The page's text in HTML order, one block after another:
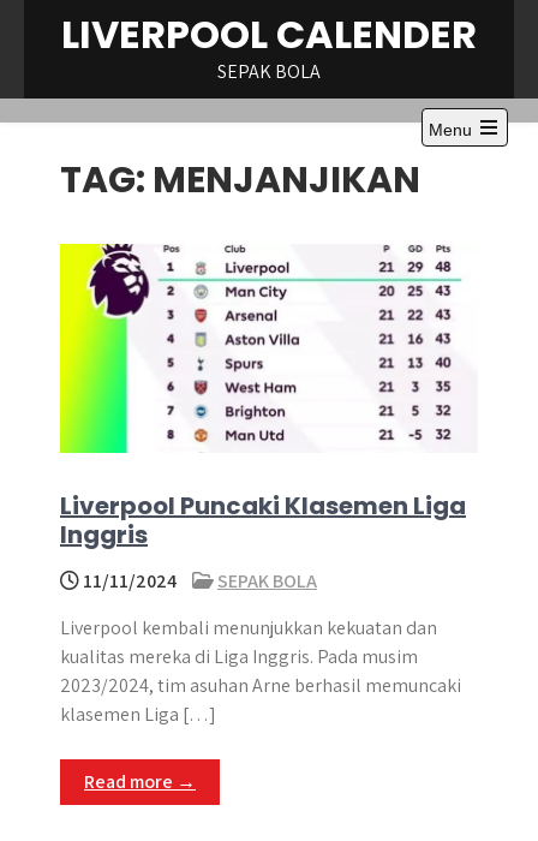
LIVERPOOL CALENDER
SEPAK BOLA
Menu
Open
TAG: MENJANJIKAN
Liverpool Puncaki Klasemen Liga
Inggris
11/11/2024
SEPAK BOLA
Liverpool kembali menunjukkan kekuatan dan
kualitas mereka di Liga Inggris. Pada musim
2023/2024, tim asuhan Arne berhasil memuncaki
klasemen Liga […]
Read more →